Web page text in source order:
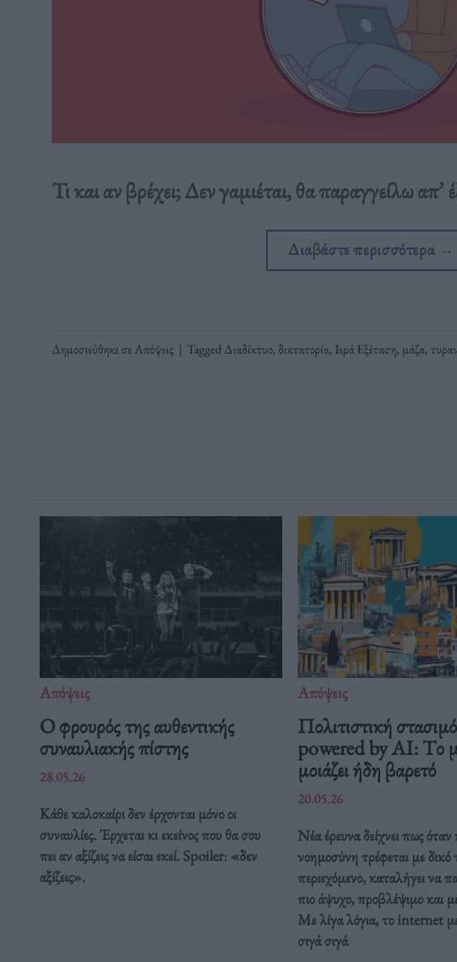
Τι και αν βρέχει; Δεν γαμιέται, θα παραγγείλω απ’
Διαβάστε περισσότερα →
Δημοσιεύθηκε σεΑπόψεις | TaggedΔιαδίκτυο,δικτατορία, Ιερά Εξέταση, μάζα,
Απόψεις
O φρουρός της αυθεντικής
συναυλιακής πίστης
28.05.26
Κάθε καλοκαίρι δεν έρχονται μόνο οι
συναυλίες. Έρχεται κι εκείνος που θα σου
πει αν αξίζεις να είσαι εκεί. Spoiler: «δεν
αξίζεις».
Απόψεις
Πολιτιστική
powered by AI: Tο
μοιάζει ήδη βαρετό
20.05.26
Νέα έρευνα δείχνει πως
νοημοσύνη τρέφεται με δικό
περιεχόμενο, καταλήγει να
πιο άψυχο, προβλέψιμο και
Με λίγα λόγια, το internet
σιγά σιγά